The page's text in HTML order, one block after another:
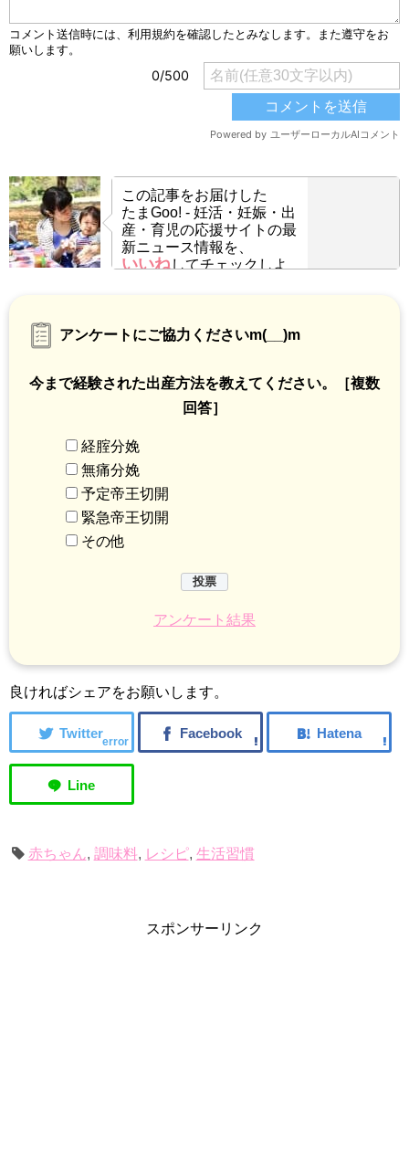
この記事をお届けした
たまGoo! - 妊活・妊娠・出
産・育児の応援サイトの最
新ニュース情報を、
いいねしてチェックしよ
アンケートにご協力くださいm(__)m
今まで経験された出産方法を教えてください。［複数
回答］
経腟分娩
無痛分娩
予定帝王切開
緊急帝王切開
その他
アンケート結果
良ければシェアをお願いします。
error
赤ちゃん, 調味料, レシピ, 生活習慣
スポンサーリンク